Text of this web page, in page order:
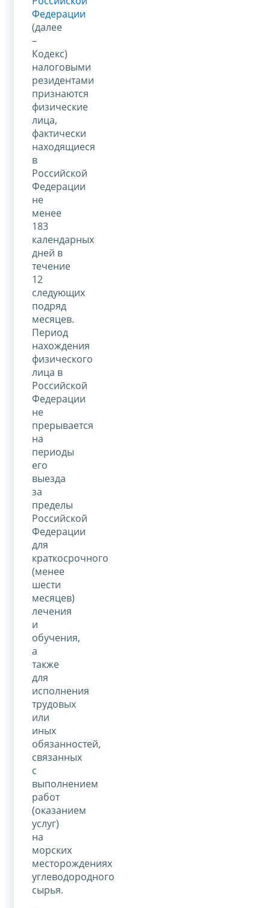
Федерации
(далее
–
Кодекс)
налоговыми
резидентами
признаются
физические
лица,
фактически
находящиеся
в
Российской
Федерации
не
менее
183
календарных
дней в
течение
12
следующих
подряд
месяцев.
Период
нахождения
физического
лица в
Российской
Федерации
не
прерывается
на
периоды
его
выезда
за
пределы
Российской
Федерации
для
краткосрочного
(менее
шести
месяцев)
лечения
и
обучения,
а
также
для
исполнения
трудовых
или
иных
обязанностей,
связанных
с
выполнением
работ
(оказанием
услуг)
на
морских
месторождениях
углеводородного
сырья.